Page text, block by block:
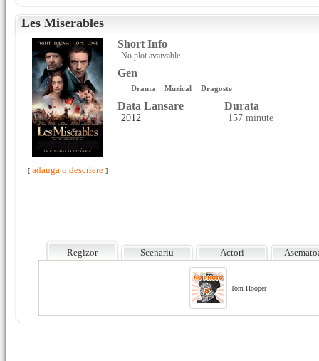
Les Miserables
[ adauga o descriere ]
Short Info
No plot avaivable
Gen
Drama Muzical Dragoste
Data Lansare
2012
Durata
157 minute
Regizor Scenariu Actori
Tom Hooper